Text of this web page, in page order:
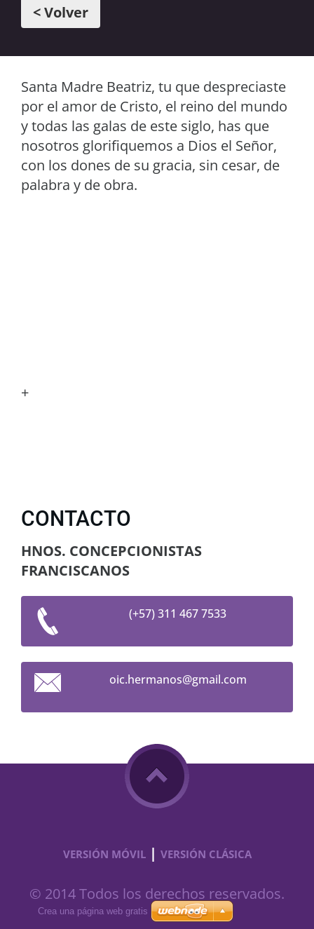
< Volver
Santa Madre Beatriz, tu que despreciaste
por el amor de Cristo, el reino del mundo
y todas las galas de este siglo, has que
nosotros glorifiquemos a Dios el Señor,
con los dones de su gracia, sin cesar, de
palabra y de obra.
+
CONTACTO
HNOS. CONCEPCIONISTAS
FRANCISCANOS
(+57) 311 467 7533
oic.hermanos@gmail.com
VERSIÓN MÓVIL | VERSIÓN CLÁSICA
© 2014 Todos los derechos reservados.
Crea una página web gratis